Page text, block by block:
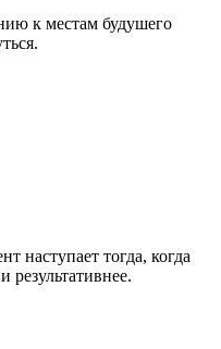
к местам будушего
наступает тогда, когда
результативнее.